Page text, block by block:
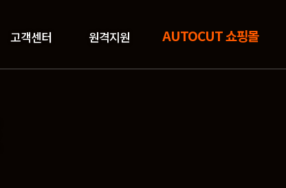
고객센터 원격지원 AUTOCUT 쇼핑몰